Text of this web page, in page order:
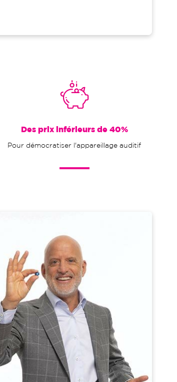
Des prix inférieurs de 40%
Pour démocratiser l'appareillage auditif